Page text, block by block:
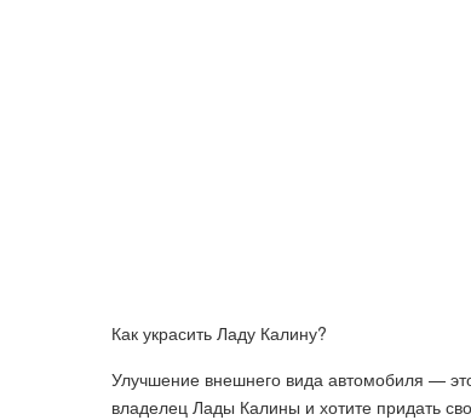
Как украсить Ладу Калину?
Улучшение внешнего вида автомобиля —
владелец Лады Калины и хотите придать